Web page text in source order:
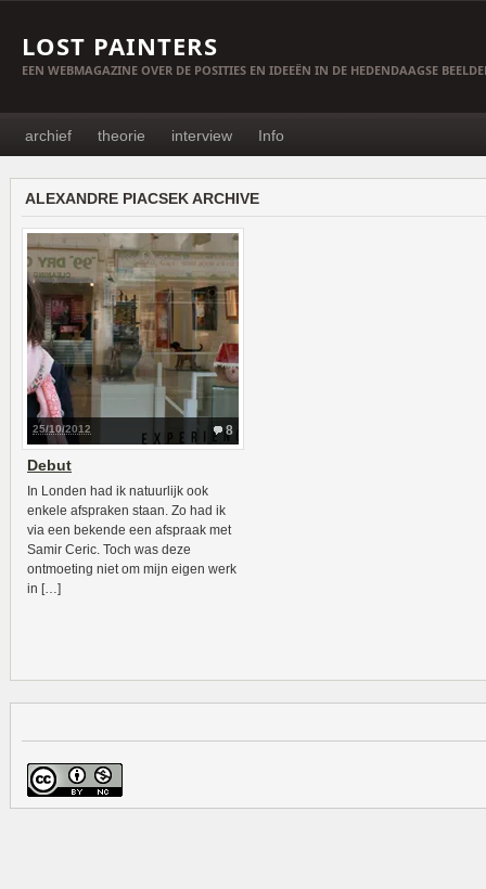
LOST PAINTERS
EEN WEBMAGAZINE OVER DE POSITIES EN IDEEËN IN DE HEDENDAAGSE
archief theorie interview Info
ALEXANDRE PIACSEK ARCHIVE
8
25/10/2012
Debut
In Londen had ik natuurlijk ook
enkele afspraken staan. Zo had ik
via een bekende een afspraak met
Samir Ceric. Toch was deze
ontmoeting niet om mijn eigen werk
in […]